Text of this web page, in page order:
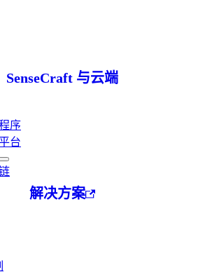
SenseCraft 与云端
序
台
解决方案